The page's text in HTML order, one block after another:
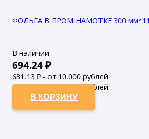
ФОЛЬГА В ПРОМ.НАМОТКЕ 300 мм*11
В наличии
694.24₽
631.13 ₽ - от 10.000 рублей
573.75₽ - от 50.000 рублей
В КОРЗИНУ